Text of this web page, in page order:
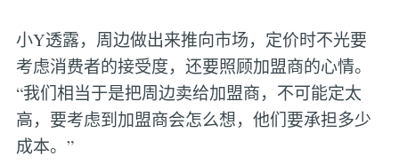
小Y透露，周边做出来推向市场，定价时不光要
考虑消费者的接受度，还要照顾加盟商的心情。
“我们相当于是把周边卖给加盟商，不可能定太
高，要考虑到加盟商会怎么想，他们要承担多少
成本。”